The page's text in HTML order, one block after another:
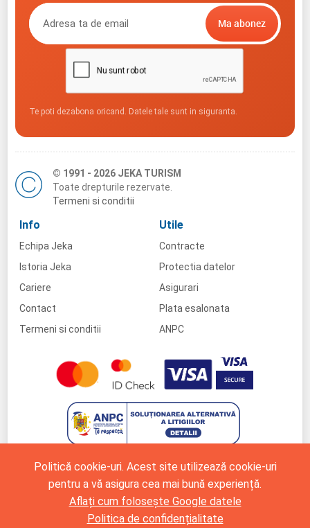
Politică cookie-uri. Acest site utilizează cookie-uri
pentru a vă asigura cea mai bună experiență.
Aflați cum folosește Google datele
Politica de confidențialitate
Te poti dezabona oricand. Datele tale sunt in siguranta.
© 1991 - 2026 JEKA TURISM
Toate drepturile rezervate.
Termeni si conditii
Info
Echipa Jeka
Istoria Jeka
Cariere
Contact
Termeni si conditii
Utile
Contracte
Protectia datelor
Asigurari
Plata esalonata
ANPC